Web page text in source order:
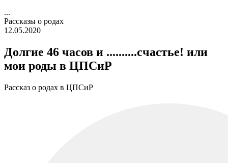
...
Рассказы о родах
12.05.2020
Долгие 46 часов и ..........счастье! или
мои роды в ЦПСиР
Рассказ о родах в ЦПСиР